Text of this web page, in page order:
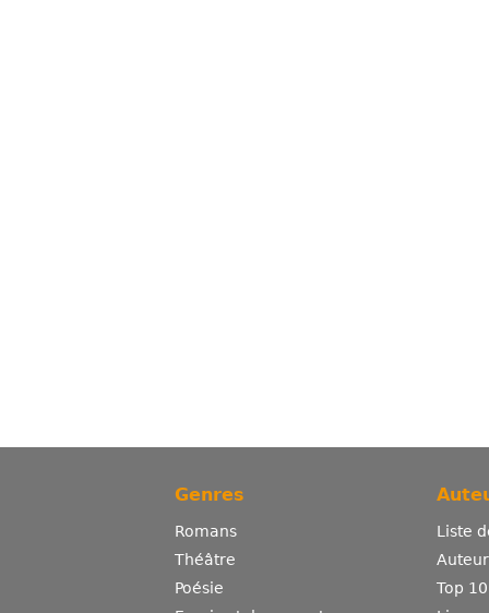
Genres
Romans
Théâtre
Poésie
Liste
Top